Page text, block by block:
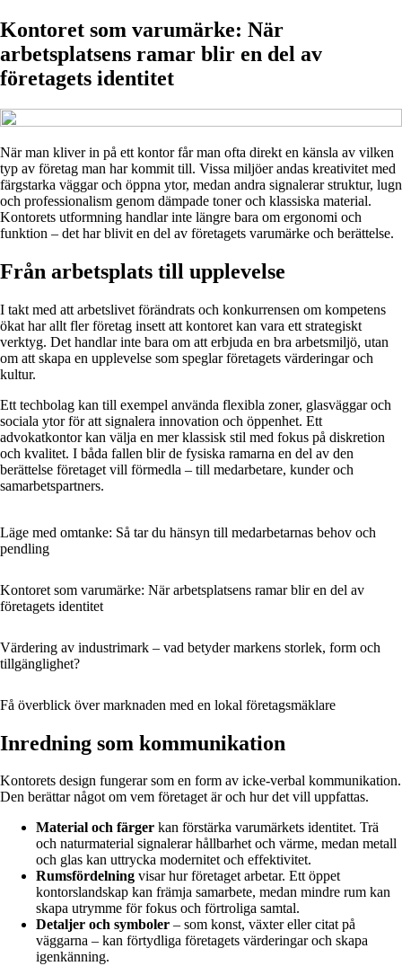
Kontoret som varumärke: När
arbetsplatsens ramar blir en del av
företagets identitet
När man kliver in på ett kontor får man ofta direkt en känsla av vilken
typ av företag man har kommit till. Vissa miljöer andas kreativitet med
färgstarka väggar och öppna ytor, medan andra signalerar struktur, lugn
och professionalism genom dämpade toner och klassiska material.
Kontorets utformning handlar inte längre bara om ergonomi och
funktion – det har blivit en del av företagets varumärke och berättelse.
Från arbetsplats till upplevelse
I takt med att arbetslivet förändrats och konkurrensen om kompetens
ökat har allt fler företag insett att kontoret kan vara ett strategiskt
verktyg. Det handlar inte bara om att erbjuda en bra arbetsmiljö, utan
om att skapa en upplevelse som speglar företagets värderingar och
kultur.
Ett techbolag kan till exempel använda flexibla zoner, glasväggar och
sociala ytor för att signalera innovation och öppenhet. Ett
advokatkontor kan välja en mer klassisk stil med fokus på diskretion
och kvalitet. I båda fallen blir de fysiska ramarna en del av den
berättelse företaget vill förmedla – till medarbetare, kunder och
samarbetspartners.
Läge med omtanke: Så tar du hänsyn till medarbetarnas behov och
pendling
Kontoret som varumärke: När arbetsplatsens ramar blir en del av
företagets identitet
Värdering av industrimark – vad betyder markens storlek, form och
tillgänglighet?
Få överblick över marknaden med en lokal företagsmäklare
Inredning som kommunikation
Kontorets design fungerar som en form av icke-verbal kommunikation.
Den berättar något om vem företaget är och hur det vill uppfattas.
Material och färger kan förstärka varumärkets identitet. Trä
och naturmaterial signalerar hållbarhet och värme, medan metall
och glas kan uttrycka modernitet och effektivitet.
Rumsfördelning visar hur företaget arbetar. Ett öppet
kontorslandskap kan främja samarbete, medan mindre rum kan
skapa utrymme för fokus och förtroliga samtal.
Detaljer och symboler – som konst, växter eller citat på
väggarna – kan förtydliga företagets värderingar och skapa
igenkänning.